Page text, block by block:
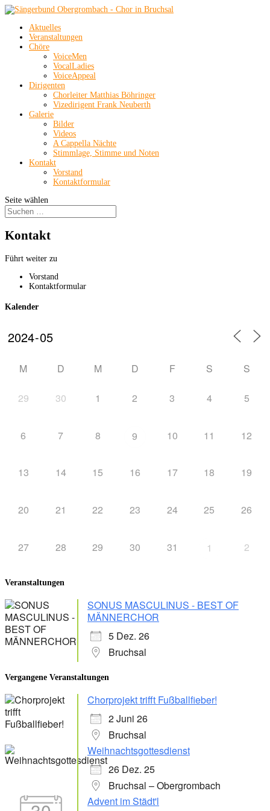
Aktuelles
Veranstaltungen
Chöre
VoiceMen
VocalLadies
VoiceAppeal
Dirigenten
Chorleiter Matthias Böhringer
Vizedirigent Frank Neuberth
Galerie
Bilder
Videos
A Cappella Nächte
Stimmlage, Stimme und Noten
Kontakt
Vorstand
Kontaktformular
Seite wählen
Kontakt
Führt weiter zu
Vorstand
Kontaktformular
Kalender
M D M D F S S
29 30 1 2 3 4 5
6 7 8 9 10 11 12
13 14 15 16 17 18 19
20 21 22 23 24 25 26
27 28 29 30 31 1 2
Veranstaltungen
SONUS MASCULINUS - BEST OF
MÄNNERCHOR
5 Dez. 26
Bruchsal
Vergangene Veranstaltungen
Chorprojekt trifft Fußballfieber!
2 Juni 26
Bruchsal
Weihnachtsgottesdienst
26 Dez. 25
Bruchsal – Obergrombach
Advent im Städt'l